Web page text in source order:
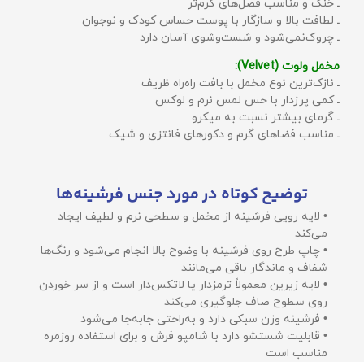
ـ خنک و مناسب فصل‌های گرم‌تر
ـ لطافت بالا و سازگار با پوست حساس کودک و نوجوان
ـ چروک‌نمی‌شود و شست‌وشوی آسان دارد
مخمل ولوت (Velvet):
ـ نازک‌ترین نوع مخمل با بافت راه‌راه ظریف
ـ کمی پرزدار با حس لمس نرم و لوکس
ـ گرمای بیشتر نسبت به میکرو
ـ مناسب فضاهای گرم و دکورهای فانتزی و شیک
توضیح کوتاه در مورد جنس فرشینه‌ها
• لایه رویی فرشینه از مخمل و سطحی نرم و لطیف ایجاد
می‌کند
• چاپ طرح روی فرشینه با وضوح بالا انجام می‌شود و رنگ‌ها
شفاف و ماندگار باقی می‌مانند
• لایه زیرین معمولاً ترمزدار یا لاتکس‌دار است و از سر خوردن
روی سطوح صاف جلوگیری می‌کند
• فرشینه وزن سبکی دارد و به‌راحتی جابه‌جا می‌شود
• قابلیت شستشو دارد با شامپو فرش و برای استفاده روزمره
مناسب است